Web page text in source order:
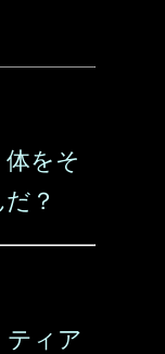
をそ
？
ティア